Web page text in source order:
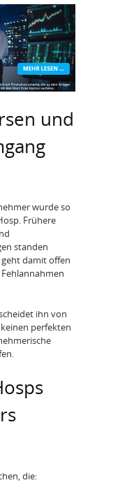
und
wurde so
Frühere
standen
damit offen
ihn von
perfekten
die: